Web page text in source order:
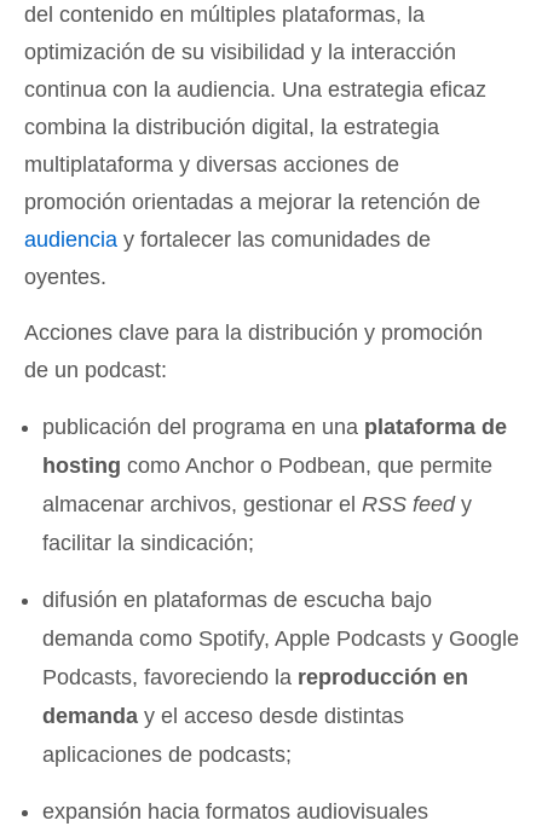
del contenido en múltiples plataformas, la
optimización de su visibilidad y la interacción
continua con la audiencia. Una estrategia eficaz
combina la distribución digital, la estrategia
multiplataforma y diversas acciones de
promoción orientadas a mejorar la retención de
audiencia y fortalecer las comunidades de
oyentes.
Acciones clave para la distribución y promoción
de un podcast:
publicación del programa en una plataforma de
hosting como Anchor o Podbean, que permite
almacenar archivos, gestionar elRSS feedy
facilitar la sindicación;
difusión en plataformas de escucha bajo
demanda como Spotify, Apple Podcasts y Google
Podcasts, favoreciendo la reproducción en
demanda y el acceso desde distintas
aplicaciones de podcasts;
expansión hacia formatos audiovisuales